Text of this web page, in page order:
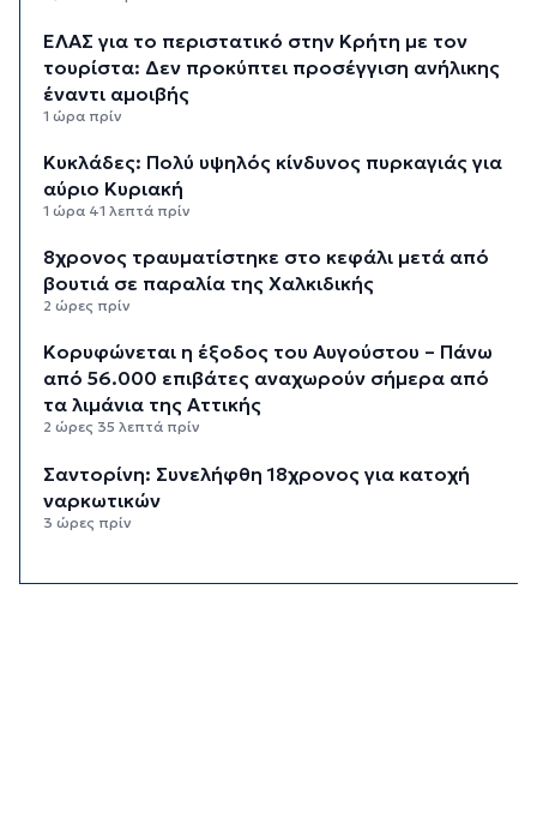
ΕΛΑΣ για το περιστατικό στην Κρήτη με τον
τουρίστα: Δεν προκύπτει προσέγγιση ανήλικης
έναντι αμοιβής
1 ώρα πρίν
Κυκλάδες: Πολύ υψηλός κίνδυνος πυρκαγιάς για
αύριο Κυριακή
1 ώρα 41 λεπτά πρίν
8χρονος τραυματίστηκε στο κεφάλι μετά από
βουτιά σε παραλία της Χαλκιδικής
2 ώρες πρίν
Κορυφώνεται η έξοδος του Αυγούστου – Πάνω
από 56.000 επιβάτες αναχωρούν σήμερα από
τα λιμάνια της Αττικής
2 ώρες 35 λεπτά πρίν
Σαντορίνη: Συνελήφθη 18χρονος για κατοχή
ναρκωτικών
3 ώρες πρίν